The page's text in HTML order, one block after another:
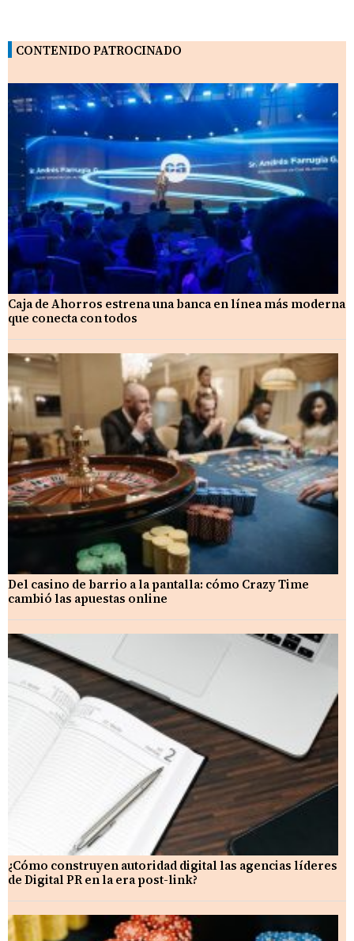
CONTENIDO PATROCINADO
Caja de Ahorros estrena una banca en línea más moderna
que conecta con todos
Del casino de barrio a la pantalla: cómo Crazy Time
cambió las apuestas online
¿Cómo construyen autoridad digital las agencias líderes
de Digital PR en la era post-link?